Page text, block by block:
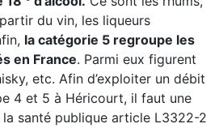
du vin, les liqueurs
la catégorie 5 regroupe les
en France. Parmi eux figurent
etc. Afin d’exploiter un débit
4 et 5 à Héricourt, il faut une
santé publique article L3322-2